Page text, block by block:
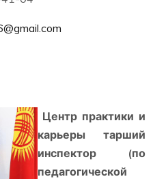
Центр практики и
карьеры тарший
инспектор (по
педагогической